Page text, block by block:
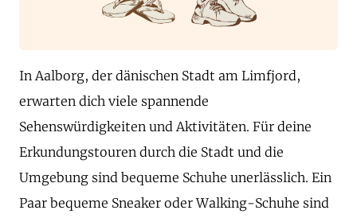
In Aalborg, der dänischen Stadt am Limfjord,
erwarten dich viele spannende
Sehenswürdigkeiten und Aktivitäten. Für deine
Erkundungstouren durch die Stadt und die
Umgebung sind bequeme Schuhe unerlässlich. Ein
Paar bequeme Sneaker oder Walking-Schuhe sind